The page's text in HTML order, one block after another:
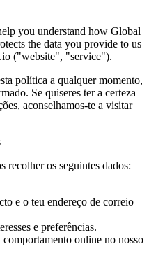
you understand how Global
the data you provide to us
("website", "service").
política a qualquer momento,
Se quiseres ter a certeza
aconselhamos-te a visitar
recolher os seguintes dados:
e o teu endereço de correio
e preferências.
online no nosso